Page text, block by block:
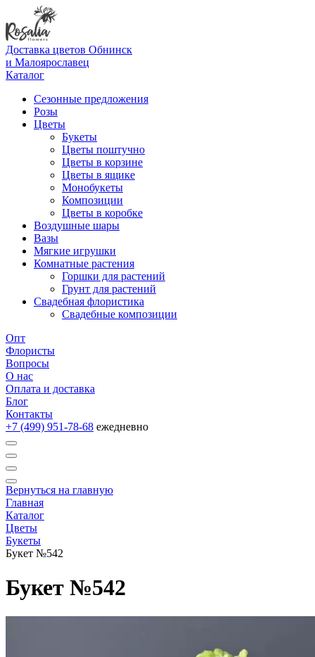
Доставка цветов Обнинск
и Малоярославец
Каталог
Сезонные предложения
Розы
Цветы
Букеты
Цветы поштучно
Цветы в корзине
Цветы в ящике
Монобукеты
Композиции
Цветы в коробке
Воздушные шары
Вазы
Мягкие игрушки
Комнатные растения
Горшки для растений
Грунт для растений
Свадебная флористика
Свадебные композиции
Опт
Флористы
Вопросы
О нас
Оплата и доставка
Блог
Контакты
+7 (499) 951-78-68 ежедневно
Вернуться на главную
Главная
Каталог
Цветы
Букеты
Букет №542
Букет №542